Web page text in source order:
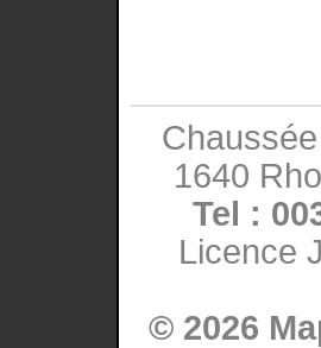
1640
Tel :
Licence
© 2026